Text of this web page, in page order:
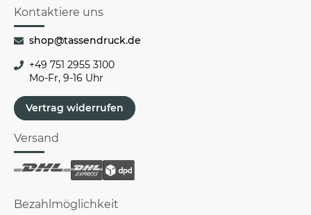
Kontaktiere uns
shop@tassendruck.de
+49 751 2955 3100
Mo-Fr, 9-16 Uhr
Vertrag widerrufen
Versand
Bezahlmöglichkeit